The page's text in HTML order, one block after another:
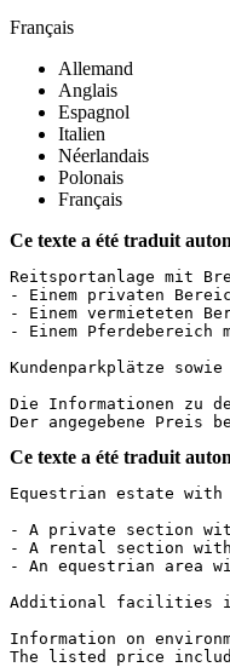
Français
Allemand
Anglais
Espagnol
Italien
Néerlandais
Polonais
Français
Ce texte a été traduit
Reitsportanlage mit
- Einem privaten
- Einem vermieteten
- Einem Pferdebereich
Kundenparkplätze
Die Informationen zu
Der angegebene Preis
Ce texte a été traduit
Equestrian estate with
- A private section
- A rental section with
- An equestrian area
Additional facilities
Information on
The listed price